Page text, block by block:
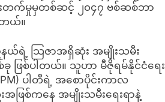
တိုးတက်မှုမှတစ်ဆင့် ၂၀၄၇ ဗစ်ဆစ်ဘာ
တယ်။
နယ်ရဲ့ သြဇာအရှိဆုံး အမျိုးသမီး
ဖြစ်ပါတယ်။ သူဟာ မီဇိုရမ်နိုင်ငံရေး
ပါတီရဲ့ အစောပိုင်းကာလ
ြစ်ကနေ အမျိုးသမီးရေးရာနဲ့